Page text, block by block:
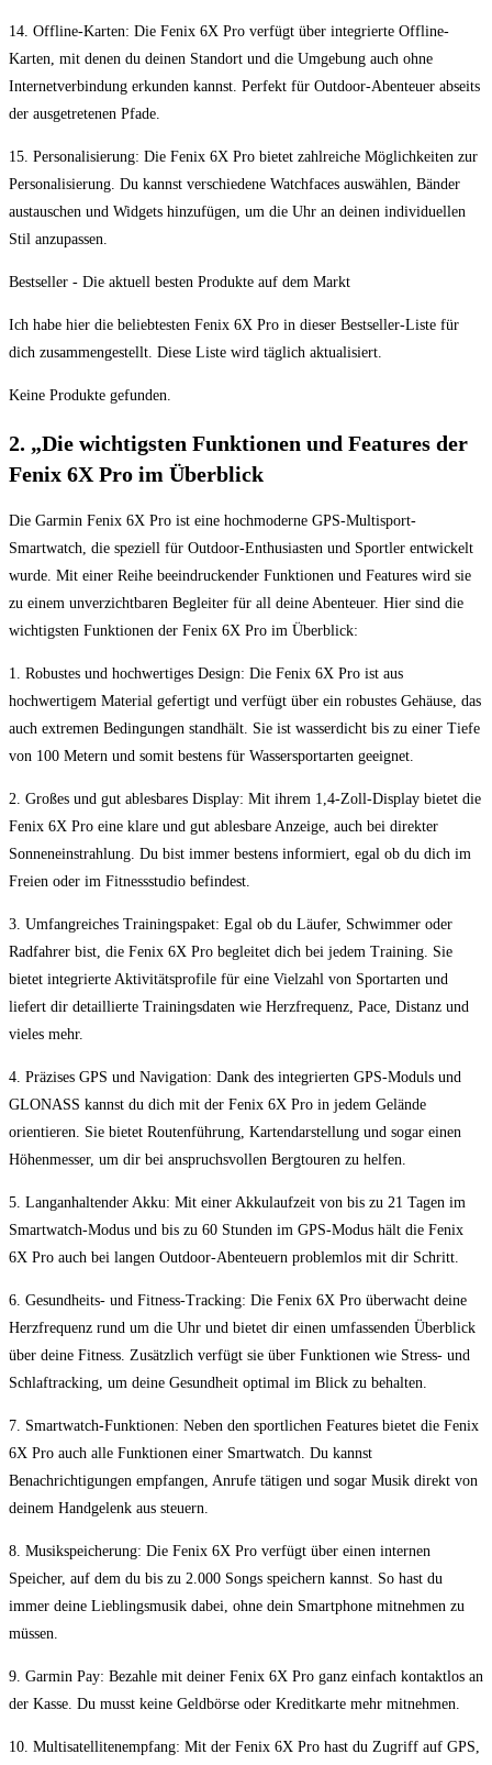
14.​ Offline-Karten: Die Fenix 6X ‍Pro verfügt über integrierte ​Offline-
Karten,⁢ mit ⁢denen du deinen Standort und die Umgebung auch ohne⁢
Internetverbindung erkunden kannst. Perfekt für ‍Outdoor-Abenteuer abseits
der ausgetretenen Pfade.
15. Personalisierung: Die ⁤Fenix ‍6X Pro⁢ bietet⁤ zahlreiche‍ Möglichkeiten zur
Personalisierung. Du kannst verschiedene Watchfaces auswählen, ​Bänder
austauschen und Widgets⁤ hinzufügen, um die Uhr an deinen individuellen
⁤Stil anzupassen.
Bestseller ‍- Die aktuell ‍besten Produkte ‌auf dem Markt
Ich habe hier ⁤die beliebtesten Fenix 6X Pro in dieser Bestseller-Liste für
dich zusammengestellt. Diese Liste wird täglich aktualisiert.
Keine Produkte gefunden.
2. „Die wichtigsten Funktionen ⁤und‌ Features der
⁢Fenix 6X ​Pro ​im Überblick
Die Garmin Fenix ‌6X⁢ Pro ⁤ist eine hochmoderne GPS-Multisport-
Smartwatch, die speziell für Outdoor-Enthusiasten und ​Sportler ⁤entwickelt
wurde. Mit einer Reihe​ beeindruckender Funktionen​ und ⁣Features ⁤wird sie
zu einem unverzichtbaren Begleiter für all‌ deine Abenteuer. Hier sind die
wichtigsten Funktionen der Fenix 6X⁢ Pro im‍ Überblick:
1. Robustes und hochwertiges Design: Die ​Fenix 6X Pro ist aus
hochwertigem ‌Material​ gefertigt​ und verfügt über ein ‍robustes Gehäuse,‌ das⁤
auch extremen‌ Bedingungen standhält. ⁣Sie ist wasserdicht‌ bis⁤ zu einer⁣ Tiefe
von 100 ‌Metern und somit bestens für Wassersportarten geeignet.
2. Großes und gut ‌ablesbares Display: Mit ihrem ​1,4-Zoll-Display ‌bietet die
Fenix 6X Pro ⁢eine ⁣klare und gut ablesbare Anzeige, auch bei direkter
⁣Sonneneinstrahlung. Du bist ⁤immer ⁤bestens informiert, egal‌ ob du dich im
Freien oder im Fitnessstudio befindest.
3. Umfangreiches Trainingspaket: Egal ob du Läufer, Schwimmer oder
Radfahrer bist, die Fenix 6X ⁤Pro ‍begleitet dich bei jedem Training.‍ Sie
bietet integrierte Aktivitätsprofile für eine Vielzahl von Sportarten und
liefert⁢ dir detaillierte Trainingsdaten wie Herzfrequenz, Pace, Distanz und
‌vieles ⁣mehr.
4.​ Präzises GPS und Navigation: ⁢Dank‍ des integrierten‌ GPS-Moduls und
⁢GLONASS kannst‍ du ⁤dich mit‍ der Fenix 6X ⁢Pro in ⁣jedem Gelände
orientieren. ⁢Sie bietet Routenführung,​ Kartendarstellung und sogar einen
Höhenmesser, um dir bei anspruchsvollen Bergtouren zu helfen.
5. Langanhaltender Akku: Mit einer​ Akkulaufzeit von bis zu 21 Tagen im
Smartwatch-Modus ‌und bis zu‌ 60⁣ Stunden ⁤im GPS-Modus hält ​die Fenix‌
6X Pro auch⁣ bei langen Outdoor-Abenteuern problemlos mit dir ⁢Schritt.
6. Gesundheits- und Fitness-Tracking:⁣ Die Fenix 6X ⁢Pro⁢ überwacht deine
Herzfrequenz rund um ‍die Uhr und bietet dir einen umfassenden ⁣Überblick
über deine Fitness. Zusätzlich verfügt⁤ sie über Funktionen wie‌ Stress- und
Schlaftracking, um deine ⁢Gesundheit⁤ optimal im Blick ⁣zu ‌behalten.
7. Smartwatch-Funktionen: Neben den ⁢sportlichen Features bietet die⁣ Fenix
6X Pro auch alle⁢ Funktionen‍ einer Smartwatch. Du kannst
Benachrichtigungen ‌empfangen, Anrufe tätigen und ⁢sogar⁢ Musik direkt ​von
deinem Handgelenk aus steuern.
8. Musikspeicherung: Die​ Fenix 6X Pro​ verfügt über einen internen
Speicher, auf dem du​ bis zu 2.000 ​Songs speichern kannst. So hast du ​
immer deine Lieblingsmusik dabei, ohne dein Smartphone ‍mitnehmen zu
müssen.
9. ⁣Garmin Pay: Bezahle mit deiner Fenix 6X Pro ​ganz ‌einfach kontaktlos an
der Kasse. Du musst keine ‍Geldbörse oder ‍Kreditkarte mehr mitnehmen.
10.⁣ Multisatellitenempfang: Mit ⁣der ​Fenix 6X Pro hast du Zugriff auf GPS,